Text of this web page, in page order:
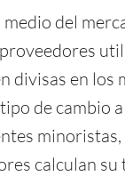
del
divisas en los
de cambio
calculan su